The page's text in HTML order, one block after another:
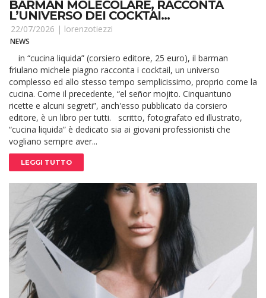
BARMAN MOLECOLARE, RACCONTA
L’UNIVERSO DEI COCKTAI...
22/07/2026 | lorenzotiezzi
NEWS
in “cucina liquida” (corsiero editore, 25 euro), il barman
friulano michele piagno racconta i cocktail, un universo
complesso ed allo stesso tempo semplicissimo, proprio come la
cucina. Come il precedente, “el señor mojito. Cinquantuno
ricette e alcuni segreti”, anch'esso pubblicato da corsiero
editore, è un libro per tutti. scritto, fotografato ed illustrato,
“cucina liquida” è dedicato sia ai giovani professionisti che
vogliano sempre aver...
LEGGI TUTTO